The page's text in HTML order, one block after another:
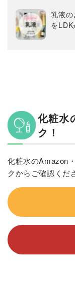
乳液
を
化粧水
ク！
化粧水のAmazon
クからご確認くだ